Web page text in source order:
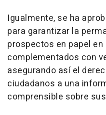
Igualmente, se ha
para garantizar la
prospectos en papel
complementados con
asegurando así el
ciudadanos a una
comprensible sobre